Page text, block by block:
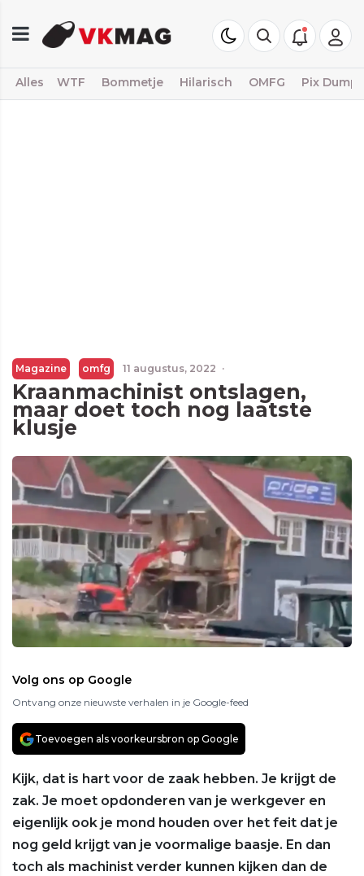
Alles WTF Bommetje Hilarisch OMFG Pix Dump
Magazine omfg 11 augustus, 2022 ·
Kraanmachinist ontslagen,
maar doet toch nog laatste
klusje
Volg ons op Google
Ontvang onze nieuwste verhalen in je Google-feed
Toevoegen als voorkeursbron op Google
Kijk, dat is hart voor de zaak hebben. Je krijgt de
zak. Je moet opdonderen van je werkgever en
eigenlijk ook je mond houden over het feit dat je
nog geld krijgt van je voormalige baasje. En dan
toch als machinist verder kunnen kijken dan de